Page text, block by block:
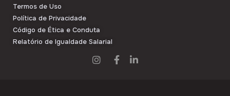
Termos de Uso
Política de Privacidade
Código de Ética e Conduta
Relatório de Igualdade Salarial